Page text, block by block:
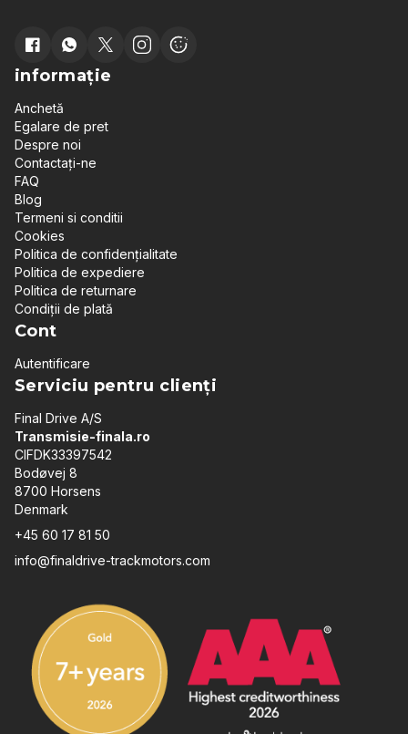
informație
Anchetă
Egalare de pret
Despre noi
Contactați-ne
FAQ
Blog
Termeni si conditii
Cookies
Politica de confidențialitate
Politica de expediere
Politica de returnare
Condiții de plată
Cont
Autentificare
Serviciu pentru clienți
Final Drive A/S
Transmisie-finala.ro
CIFDK33397542
Bodøvej 8
8700 Horsens
Denmark
+45 60 17 81 50
info@finaldrive-trackmotors.com